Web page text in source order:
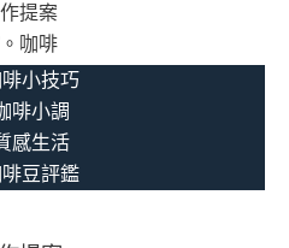
提案
咖啡
小技巧
啡小調
感生活
豆評鑑